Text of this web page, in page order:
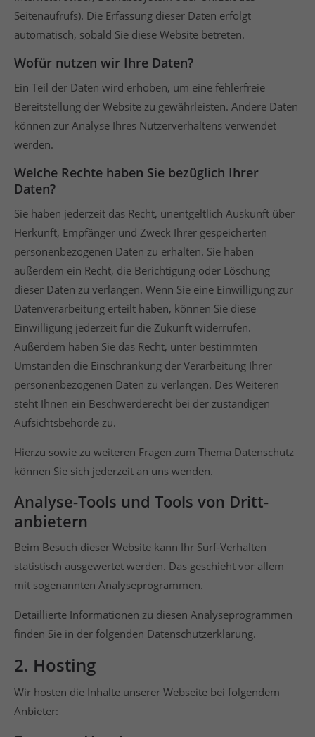
Seitenaufrufs). Die Erfassung dieser Daten erfolgt
automatisch, sobald Sie diese Website betreten.
Wofür nutzen wir Ihre Daten?
Ein Teil der Daten wird erhoben, um eine fehlerfreie
Bereitstellung der Website zu gewährleisten. Andere Daten
können zur Analyse Ihres Nutzerverhaltens verwendet
werden.
Welche Rechte haben Sie bezüglich Ihrer
Daten?
Sie haben jederzeit das Recht, unentgeltlich Auskunft über
Herkunft, Empfänger und Zweck Ihrer gespeicherten
personenbezogenen Daten zu erhalten. Sie haben
außerdem ein Recht, die Berichtigung oder Löschung
dieser Daten zu verlangen. Wenn Sie eine Einwilligung zur
Datenverarbeitung erteilt haben, können Sie diese
Einwilligung jederzeit für die Zukunft widerrufen.
Außerdem haben Sie das Recht, unter bestimmten
Umständen die Einschränkung der Verarbeitung Ihrer
personenbezogenen Daten zu verlangen. Des Weiteren
steht Ihnen ein Beschwerderecht bei der zuständigen
Aufsichtsbehörde zu.
Hierzu sowie zu weiteren Fragen zum Thema Datenschutz
können Sie sich jederzeit an uns wenden.
Analyse-Tools und Tools von Dritt­
anbietern
Beim Besuch dieser Website kann Ihr Surf-Verhalten
statistisch ausgewertet werden. Das geschieht vor allem
mit sogenannten Analyseprogrammen.
Detaillierte Informationen zu diesen Analyseprogrammen
finden Sie in der folgenden Datenschutzerklärung.
2. Hosting
Wir hosten die Inhalte unserer Webseite bei folgendem
Anbieter: